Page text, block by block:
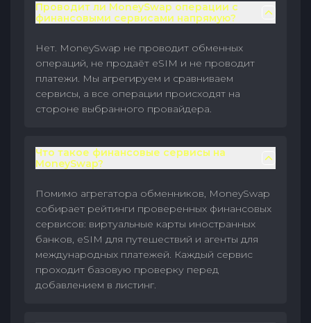
Проводит ли MoneySwap операции с
финансовыми сервисами напрямую?
Нет. MoneySwap не проводит обменных
операций, не продаёт eSIM и не проводит
платежи. Мы агрегируем и сравниваем
сервисы, а все операции происходят на
стороне выбранного провайдера.
Что такое финансовые сервисы на
MoneySwap?
Помимо агрегатора обменников, MoneySwap
собирает рейтинги проверенных финансовых
сервисов: виртуальные карты иностранных
банков, eSIM для путешествий и агенты для
международных платежей. Каждый сервис
проходит базовую проверку перед
добавлением в листинг.